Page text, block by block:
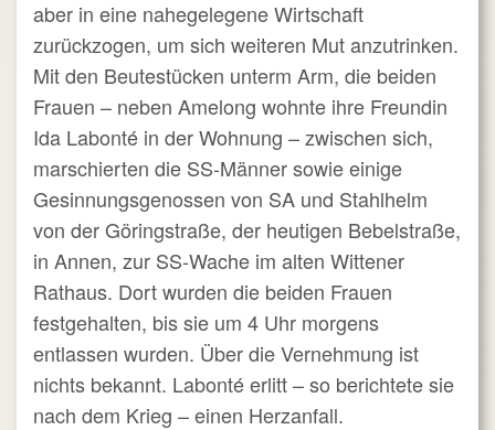
aber in eine nahegelegene Wirtschaft
zurückzogen, um sich weiteren Mut anzutrinken.
Mit den Beutestücken unterm Arm, die beiden
Frauen – neben Amelong wohnte ihre Freundin
Ida Labonté in der Wohnung – zwischen sich,
marschierten die SS-Männer sowie einige
Gesinnungsgenossen von SA und Stahlhelm
von der Göringstraße, der heutigen Bebelstraße,
in Annen, zur SS-Wache im alten Wittener
Rathaus. Dort wurden die beiden Frauen
festgehalten, bis sie um 4 Uhr morgens
entlassen wurden. Über die Vernehmung ist
nichts bekannt. Labonté erlitt – so berichtete sie
nach dem Krieg – einen Herzanfall.